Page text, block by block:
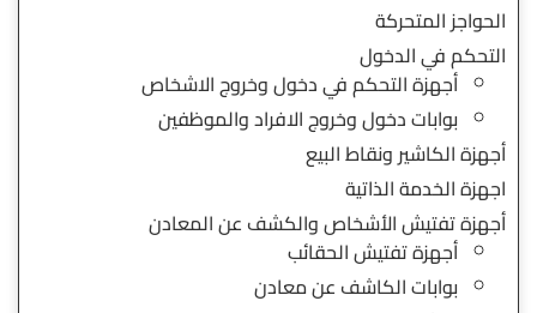
الحواجز المتحركة
التحكم في الدخول
أجهزة التحكم في دخول وخروج الاشخاص
بوابات دخول وخروج الافراد والموظفين
أجهزة الكاشير ونقاط البيع
اجهزة الخدمة الذاتية
أجهزة تفتيش الأشخاص والكشف عن المعادن
أجهزة تفتيش الحقائب
بوابات الكاشف عن معادن